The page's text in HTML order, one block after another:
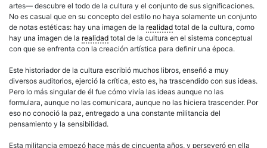
artes— descubre el todo de la cultura y el conjunto de sus significaciones.
No es casual que en su concepto del estilo no haya solamente un conjunto
de notas estéticas: hay una imagen de la realidad total de la cultura, como
hay una imagen de la realidad total de la cultura en el sistema conceptual
con que se enfrenta con la creación artística para definir una época.
Este historiador de la cultura escribió muchos libros, enseñó a muy
diversos auditorios, ejerció la crítica, esto es, ha trascendido con sus ideas.
Pero lo más singular de él fue cómo vivía las ideas aunque no las
formulara, aunque no las comunicara, aunque no las hiciera trascender. Por
eso no conoció la paz, entregado a una constante militancia del
pensamiento y la sensibilidad.
Esta militancia empezó hace más de cincuenta años, y perseveró en ella